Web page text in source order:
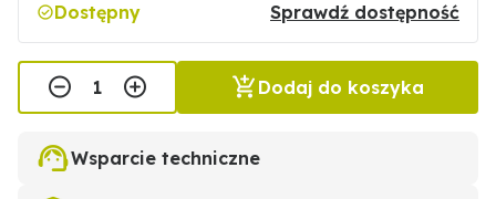
Dostępny Sprawdź dostępność
Dodaj do koszyka
Wsparcie techniczne